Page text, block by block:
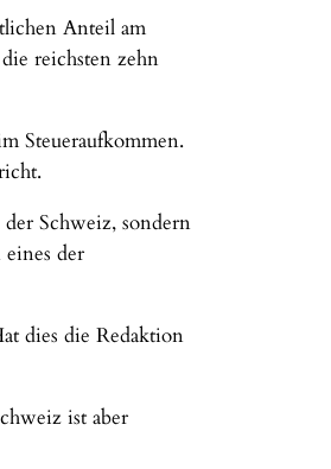
Anteil am
reichsten zehn
Steueraufkommen.
Schweiz, sondern
eines der
dies die Redaktion
ist aber